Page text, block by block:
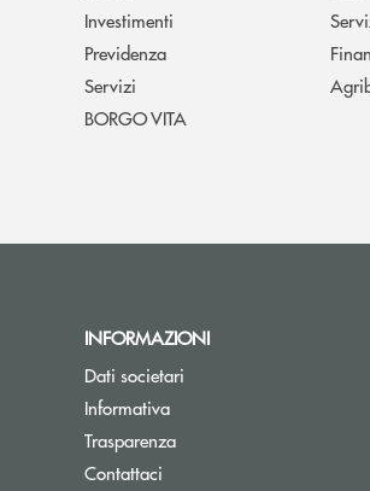
Investimenti
Previdenza
Servizi
BORGO VITA
INFORMAZIONI
Dati societari
Informativa
Trasparenza
Contattaci